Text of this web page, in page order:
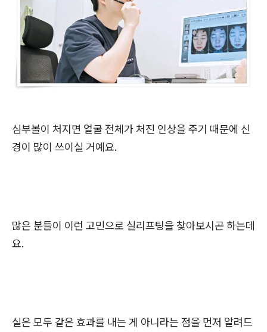
심부볼이 처지면 얼굴 전체가 처진 인상을 주기 때문에 신
경이 많이 쓰이실 거예요.
많은 분들이 이런 고민으로 실리프팅을 찾아보시곤 하는데
요.
실은 모두 같은 효과를 내는 게 아니라는 점을 먼저 알려드